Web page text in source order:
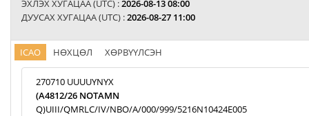
ЭХЛЭХ ХУГАЦАА (UTC) :2026-08-13 08:00
ДУУСАХ ХУГАЦАА (UTC) :2026-08-27 11:00
ICAO НӨХЦӨЛ ХӨРВҮҮЛСЭН
270710 UUUUYNYX
(A4812/26 NOTAMN
Q)UIII/QMRLC/IV/NBO/A/000/999/5216N10424E005